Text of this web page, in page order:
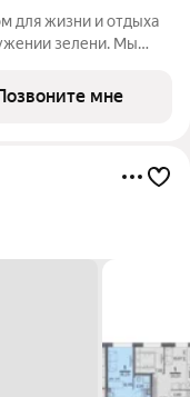
для жизни и отдыха
зелени. Мы
свою
мне